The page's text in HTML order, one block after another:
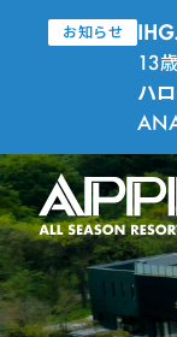
お知らせ
13
ハ